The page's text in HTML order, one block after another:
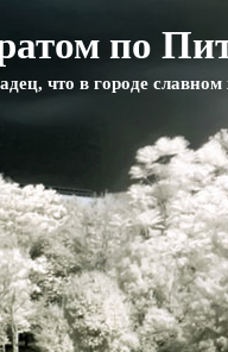
по
что в городе